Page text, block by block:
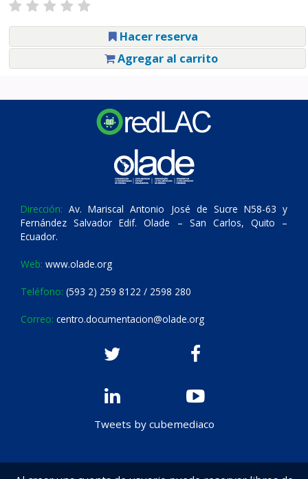
Hacer reserva
Agregar al carrito
Dirección: Av. Mariscal Antonio José de Sucre N58-63 y
Fernández Salvador Edif. Olade – San Carlos, Quito –
Ecuador.
Web: www.olade.org
Teléfono: (593 2) 259 8122 / 2598 280
Correo: centro.documentacion@olade.org
Tweets by cubemediaco